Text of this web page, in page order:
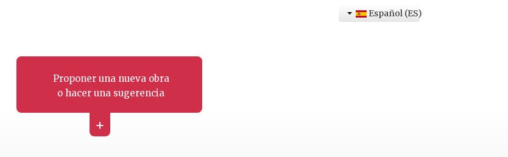
Proponer una nueva obra
o hacer una sugerencia
+
Español (ES)